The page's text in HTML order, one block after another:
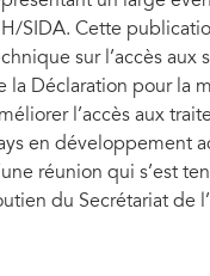
SIDA. Cette
sur l’accès aux
la Déclaration pour la
l’accès aux
en développement
réunion qui s’est
du Secrétariat de